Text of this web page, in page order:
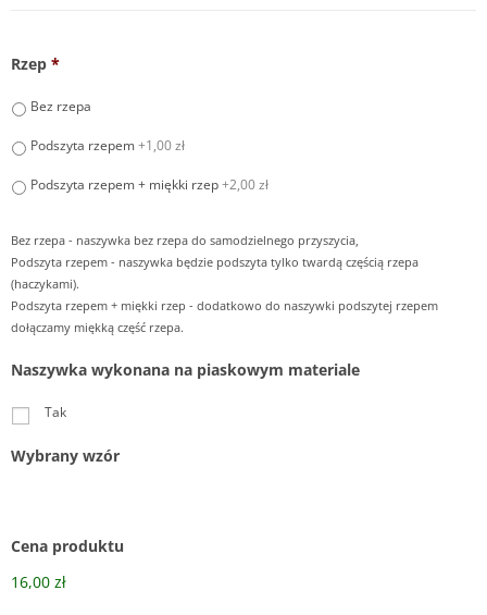
Rzep *
Bez rzepa
Podszyta rzepem+1,00 zł
Podszyta rzepem + miękki rzep+2,00 zł
Bez rzepa - naszywka bez rzepa do samodzielnego przyszycia,
Podszyta rzepem - naszywka będzie podszyta tylko twardą częścią rzepa
(haczykami).
Podszyta rzepem + miękki rzep - dodatkowo do naszywki podszytej rzepem
dołączamy miękką część rzepa.
Naszywka wykonana na piaskowym materiale
Tak
Wybrany wzór
Cena produktu
16,00 zł